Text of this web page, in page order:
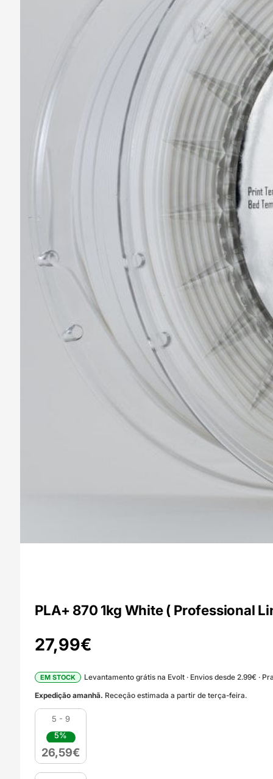
PLA+ 870 1kg White ( Professional
27,99€
EM STOCK
Levantamento grátis na Evolt · Envios desde 2.99€ ·
Expedição amanhã. Receção estimada a partir de terça-feira.
5 - 9
5%
26,59€